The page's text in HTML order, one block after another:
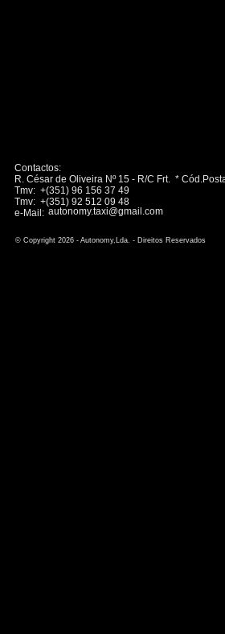
Contactos:
R. César de Oliveira Nº 15 - R/C Frt. *
Tmv: +(351) 96 156 37 49
Tmv: +(351) 92 512 09 48
e-Mail:
© Copyright 2026 - Autonomy,Lda. - Direitos Reservados
autonomy.taxi@gmail.com